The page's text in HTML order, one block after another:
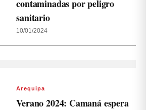
contaminadas por peligro
sanitario
10/01/2024
Arequipa
Verano 2024: Camaná espera